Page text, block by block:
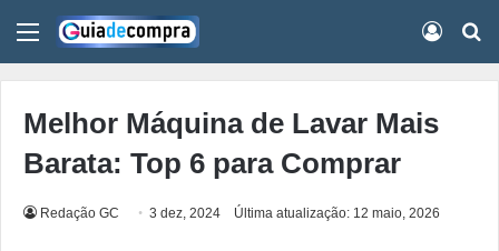
Menu
Melhor Máquina de Lavar Mais
Barata: Top 6 para Comprar
Redação GC 3 dez, 2024 Última atualização: 12 maio, 2026